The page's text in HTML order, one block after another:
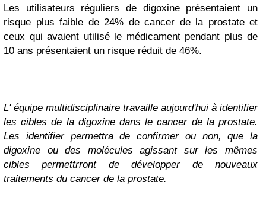
Les utilisateurs réguliers de digoxine présentaient un
risque plus faible de 24% de cancer de la prostate et
ceux qui avaient utilisé le médicament pendant plus de
10 ans présentaient un risque réduit de 46%.
L' équipe multidisciplinaire travaille aujourd'hui à identifier
les cibles de la digoxine dans le cancer de la prostate.
Les identifier permettra de confirmer ou non, que la
digoxine ou des molécules agissant sur les mêmes
cibles permettrront de développer de nouveaux
traitements du cancer de la prostate.